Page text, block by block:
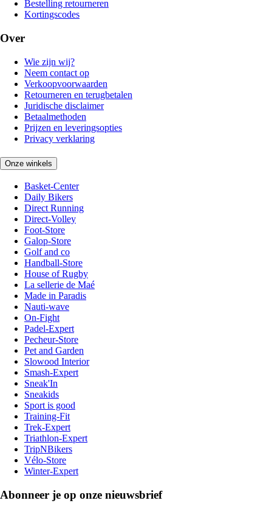
Bestelling retourneren
Kortingscodes
Over
Wie zijn wij?
Neem contact op
Verkoopvoorwaarden
Retourneren en terugbetalen
Juridische disclaimer
Betaalmethoden
Prijzen en leveringsopties
Privacy verklaring
Onze winkels
Basket-Center
Daily Bikers
Direct Running
Direct-Volley
Foot-Store
Galop-Store
Golf and co
Handball-Store
House of Rugby
La sellerie de Maé
Made in Paradis
Nauti-wave
On-Fight
Padel-Expert
Pecheur-Store
Pet and Garden
Slowood Interior
Smash-Expert
Sneak'In
Sneakids
Sport is good
Training-Fit
Trek-Expert
Triathlon-Expert
TripNBikers
Vélo-Store
Winter-Expert
Abonneer je op onze nieuwsbrief